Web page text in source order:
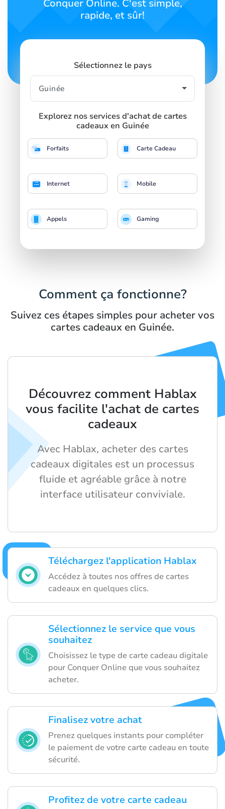
Conquer Online. C'est simple,
rapide, et sûr!
Sélectionnez le pays
Explorez nos services d'achat de cartes
cadeaux en Guinée
Forfaits Carte Cadeau
Internet Mobile
Appels Gaming
Comment ça fonctionne?
Suivez ces étapes simples pour acheter vos
cartes cadeaux en Guinée.
Téléchargez l'application Hablax
Accédez à toutes nos offres de cartes
cadeaux en quelques clics.
Sélectionnez le service que vous
souhaitez
Choisissez le type de carte cadeau digitale
pour Conquer Online que vous souhaitez
acheter.
Finalisez votre achat
Prenez quelques instants pour compléter
le paiement de votre carte cadeau en toute
sécurité.
Profitez de votre carte cadeau
Découvrez comment Hablax
vous facilite l'achat de cartes
cadeaux
Avec Hablax, acheter des cartes
cadeaux digitales est un processus
fluide et agréable grâce à notre
interface utilisateur conviviale.